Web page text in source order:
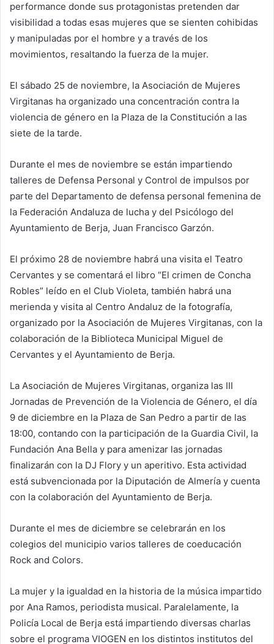
performance donde sus protagonistas pretenden dar
visibilidad a todas esas mujeres que se sienten cohibidas
y manipuladas por el hombre y a través de los
movimientos, resaltando la fuerza de la mujer.
El sábado 25 de noviembre, la Asociación de Mujeres
Virgitanas ha organizado una concentración contra la
violencia de género en la Plaza de la Constitución a las
siete de la tarde.
Durante el mes de noviembre se están impartiendo
talleres de Defensa Personal y Control de impulsos por
parte del Departamento de defensa personal femenina de
la Federación Andaluza de lucha y del Psicólogo del
Ayuntamiento de Berja, Juan Francisco Garzón.
El próximo 28 de noviembre habrá una visita el Teatro
Cervantes y se comentará el libro “El crimen de Concha
Robles” leído en el Club Violeta, también habrá una
merienda y visita al Centro Andaluz de la fotografía,
organizado por la Asociación de Mujeres Virgitanas, con la
colaboración de la Biblioteca Municipal Miguel de
Cervantes y el Ayuntamiento de Berja.
La Asociación de Mujeres Virgitanas, organiza las III
Jornadas de Prevención de la Violencia de Género, el día
9 de diciembre en la Plaza de San Pedro a partir de las
18:00, contando con la participación de la Guardia Civil, la
Fundación Ana Bella y para amenizar las jornadas
finalizarán con la DJ Flory y un aperitivo. Esta actividad
está subvencionada por la Diputación de Almería y cuenta
con la colaboración del Ayuntamiento de Berja.
Durante el mes de diciembre se celebrarán en los
colegios del municipio varios talleres de coeducación
Rock and Colors.
La mujer y la igualdad en la historia de la música impartido
por Ana Ramos, periodista musical. Paralelamente, la
Policía Local de Berja está impartiendo diversas charlas
sobre el programa VIOGEN en los distintos institutos del